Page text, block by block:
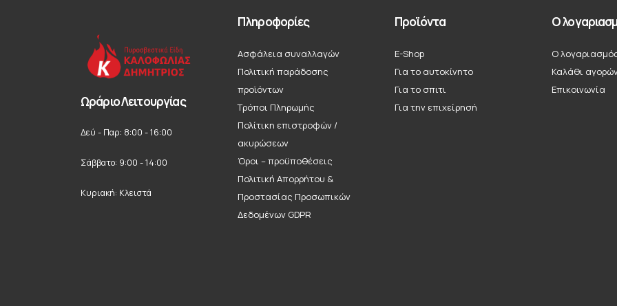
Ωράριο Λειτουργίας
Δεύ - Παρ: 8:00 - 16:00
Σάββατο: 9:00 - 14:00
Κυριακή: Κλειστά
Πληροφορίες
Ασφάλεια συναλλαγών
Πολιτική παράδοσης
προϊόντων
Τρόποι Πληρωμής
Πολίτικη επιστροφών /
ακυρώσεων
Όροι – προϋποθέσεις
Πολιτική Απορρήτου &
Προστασίας Προσωπικών
Δεδομένων GDPR
Προϊόντα
E-Shop
Για το αυτοκίνητο
Για το σπιτι
Για την επιχείρησή
Ο
Ο
Καλάθι
Επικοινωνία